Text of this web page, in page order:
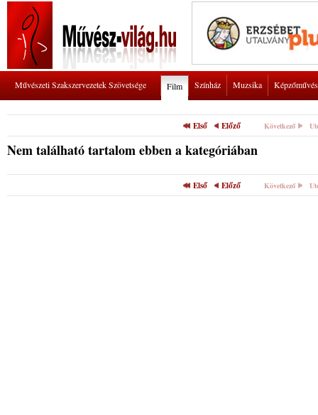
Művészeti Szakszervezetek Szövetsége Film Színház Muzsika
Első Előző Következő
Nem található tartalom ebben a kategóriában
Első Előző Következő